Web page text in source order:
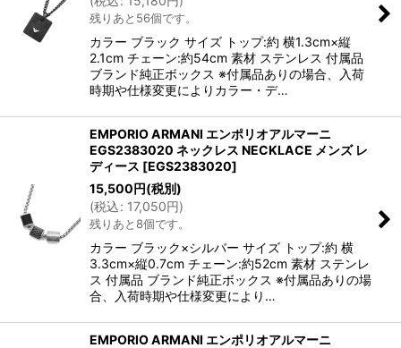
残りあと56個です。
カラー ブラック サイズ トップ:約 横1.3cm×縦
2.1cm チェーン:約54cm 素材 ステンレス 付属品
ブランド純正ボックス ※付属品ありの場合、入荷
時期や仕様変更によりカラー・デ…
EMPORIO ARMANI エンポリオアルマーニ
EGS2383020 ネックレス NECKLACE メンズ レ
ディース [EGS2383020]
15,500円(税別)
(税込: 17,050円)
残りあと8個です。
カラー ブラック×シルバー サイズ トップ:約 横
3.3cm×縦0.7cm チェーン:約52cm 素材 ステンレ
ス 付属品 ブランド純正ボックス ※付属品ありの場
合、入荷時期や仕様変更により…
EMPORIO ARMANI エンポリオアルマーニ